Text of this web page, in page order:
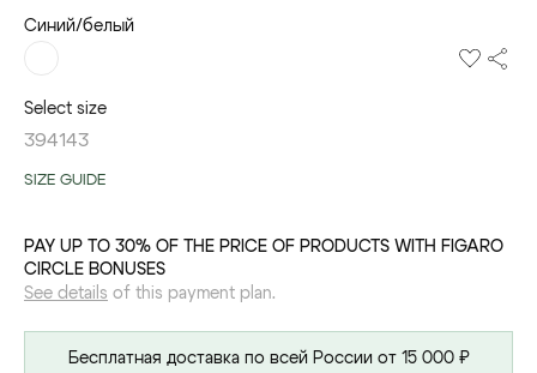
Синий/белый
Select size
394143
SIZE GUIDE
PAY UP TO 30% OF THE PRICE OF PRODUCTS WITH FIGARO
CIRCLE BONUSES
See details of this payment plan.
Бесплатная доставка по всей России от 15 000 ₽